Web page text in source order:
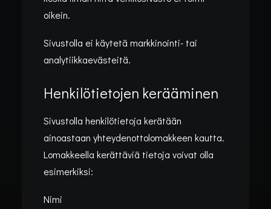
oikein.
Sivustolla ei käytetä markkinointi- tai
analytiikkaevästeitä.
Henkilötietojen kerääminen
Sivustolla henkilötietoja kerätään
ainoastaan yhteydenottolomakkeen kautta.
Lomakkeella kerättäviä tietoja voivat olla
esimerkiksi:
Nimi